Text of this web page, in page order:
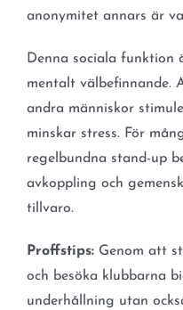
anonymitet annars är
Denna sociala
mentalt välbefinnande.
andra människor
minskar stress. För
regelbundna stand-up
avkoppling och
tillvaro.
Proffstips:Genom att
och besöka klubbarna
underhållning utan